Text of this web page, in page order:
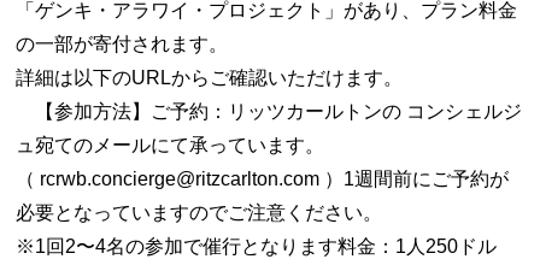
「ゲンキ・アラワイ・プロジェクト」があり、プラン料金
の一部が寄付されます。
詳細は以下のURLからご確認いただけます。
【参加方法】ご予約：リッツカールトンの コンシェルジ
ュ宛てのメールにて承っています。
（ rcrwb.concierge@ritzcarlton.com ）1週間前にご予約が
必要となっていますのでご注意ください。
※1回2〜4名の参加で催行となります料金：1人250ドル